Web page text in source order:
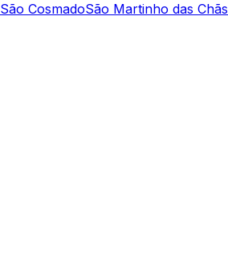
São CosmadoSão Martinho das Chãs